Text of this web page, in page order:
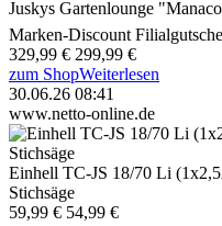
Juskys Gartenlounge
Marken-Discount
329,99 € 299,99 €
zum ShopWeiterlesen
30.06.26 08:41
www.netto-online.de
Einhell TC-JS 18/70 Li
Stichsäge
59,99 € 54,99 €